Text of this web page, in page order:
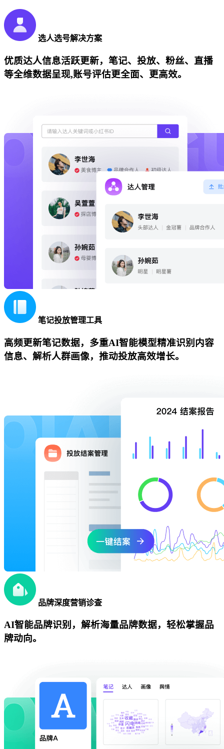
选人选号解决方案
优质达人信息活跃更新，笔记、投放、粉丝、直播
等全维数据呈现,账号评估更全面、更高效。
笔记投放管理工具
高频更新笔记数据，多重AI智能模型精准识别内容
信息、解析人群画像，推动投放高效增长。
品牌深度营销诊查
AI智能品牌识别，解析海量品牌数据，轻松掌握品
牌动向。